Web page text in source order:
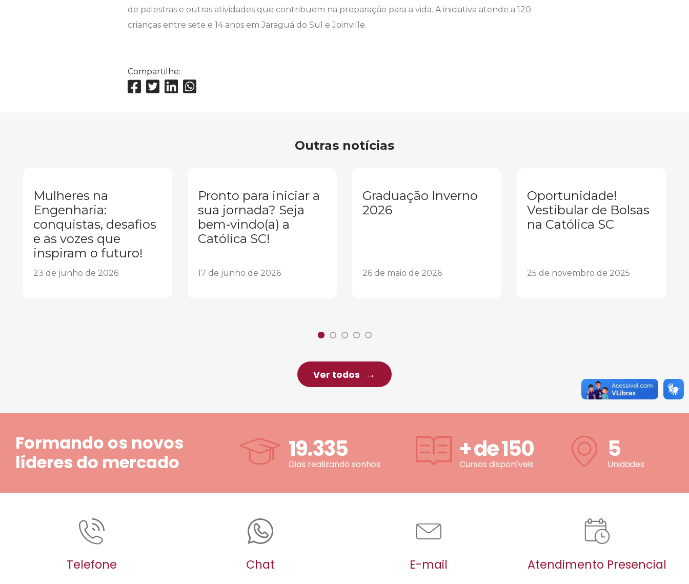
de palestras e outras atividades que contribuem na preparação para a vida. A iniciativa atende a 120
crianças entre sete e 14 anos em Jaraguá do Sul e Joinville.
Compartilhe:
Outras notícias
Mulheres na
Engenharia:
conquistas, desafios
e as vozes que
inspiram o futuro!
23 de junho de 2026
Pronto para iniciar a
sua jornada? Seja
bem-vindo(a) a
Católica SC!
17 de junho de 2026
Graduação Inverno
2026
26 de maio de 2026
Oportunidade!
Vestibular de Bolsas
na Católica SC
25 de novembro de 2025
Ver todos
Formando os novos
líderes do mercado
19.335
Dias realizando sonhos
+ de150
Cursos disponíveis
5
Unidades
Telefone Chat E-mail Atendimento Presencial